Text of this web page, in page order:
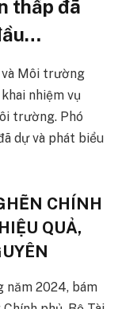
thấp đã
và Môi trường
nhiệm vụ
trường. Phó
dự và phát biểu
CHÍNH
QUẢ,
2024, bám